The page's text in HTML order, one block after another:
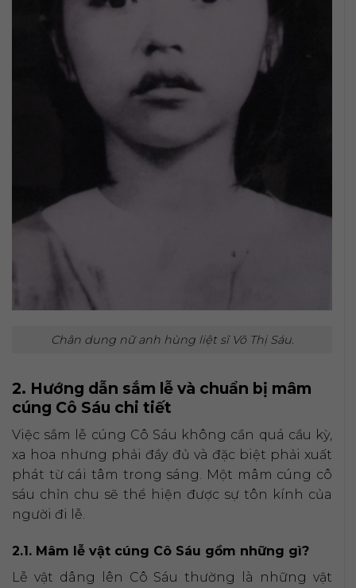
Chân dung nữ anh hùng liệt sĩ Võ Thị Sáu.
2. Hướng dẫn sắm lễ và chuẩn bị mâm
cúng Cô Sáu chi tiết
Việc sắm lễ cúng Cô Sáu không cần quá cầu kỳ,
xa hoa nhưng phải đầy đủ và đặc biệt phải xuất
phát từ cái tâm trong sáng. Một mâm cúng cô
sáu chỉn chu sẽ thể hiện được sự tôn kính của
người đi lễ.
2.1. Mâm lễ vật cúng Cô Sáu gồm những gì?
Lễ vật dâng lên Cô Sáu thường là những vật